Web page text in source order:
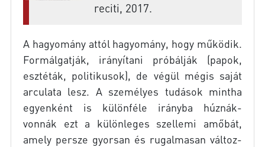
re­ci­ti, 2017.
A ha­gyo­mány at­tól ha­gyo­mány, hogy mű­kö­dik.
For­mál­gat­ják, irá­nyí­ta­ni pró­bál­ják (pa­pok,
esz­té­ták, po­li­ti­ku­sok), de vé­gül még­is sa­ját
ar­cu­la­ta lesz. A sze­mé­lyes tu­dá­sok mint­ha
egyen­ként is kü­lön­fé­le irány­ba húznák-
vonnák ezt a kü­lön­le­ges szel­le­mi amő­bát,
amely per­sze gyor­san és ru­gal­ma­san vál­toz­